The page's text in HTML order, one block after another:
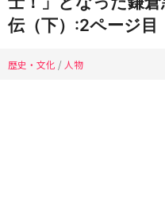
伝（下）:2ページ目
歴史・文化 / 人物